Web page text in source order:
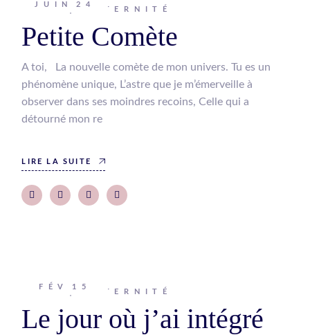
JUIN 24
Johanna MATERNITÉ
Petite Comète
A toi, La nouvelle comète de mon univers. Tu es un
phénomène unique, L’astre que je m’émerveille à
observer dans ses moindres recoins, Celle qui a
détourné mon re
LIRE LA SUITE
FÉV 15
Johanna MATERNITÉ
Le jour où j’ai intégré